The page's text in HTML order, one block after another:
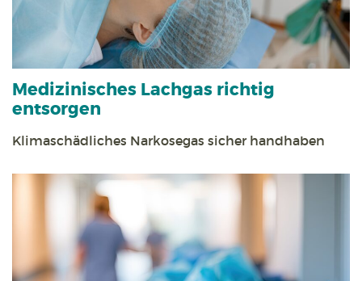
Medizinisches Lachgas richtig
entsorgen
Klimaschädliches Narkosegas sicher handhaben